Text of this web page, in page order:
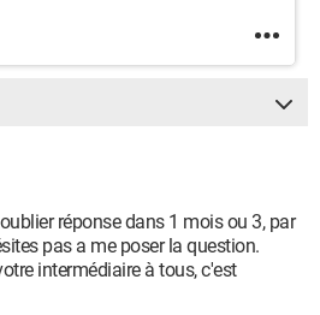
réponse dans 1 mois ou 3, par
pas a me poser la question.
intermédiaire à tous, c'est